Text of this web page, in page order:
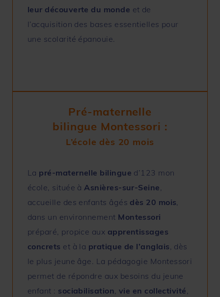
leur découverte du monde et de
l’acquisition des bases essentielles pour
une scolarité épanouie.
Pré-maternelle
bilingue Montessori :
L’école dès 20 mois
La pré-maternelle bilingue d’123 mon
école, située à Asnières-sur-Seine
accueille des enfants âgés dès 20 mois
dans un environnement Montessori
préparé, propice aux apprentissages
concrets et à la pratique de l’anglais , dès
le plus jeune âge. La pédagogie Montessori
permet de répondre aux besoins du jeune
enfant : sociabilisation vie en collectivité